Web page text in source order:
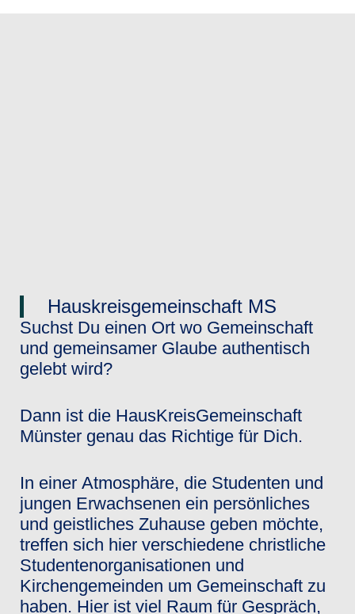
Hauskreisgemeinschaft MS
Suchst Du einen Ort wo Gemeinschaft
und gemeinsamer Glaube authentisch
gelebt wird?
Dann ist die HausKreisGemeinschaft
Münster genau das Richtige für Dich.
In einer Atmosphäre, die Studenten und
jungen Erwachsenen ein persönliches
und geistliches Zuhause geben möchte,
treffen sich hier verschiedene christliche
Studentenorganisationen und
Kirchengemeinden um Gemeinschaft zu
haben. Hier ist viel Raum für Gespräch,